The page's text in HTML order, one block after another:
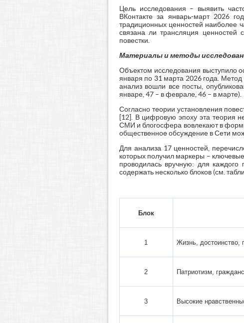
Цель исследования – выявить
ВКонтакте за январь-март 2026
традиционных ценностей наиболее
связана ли трансляция
повестки.
Материалы и методы
Объектом исследования выступило
января по 31 марта 2026 года.
анализ вошли все посты,
январе, 47 – в феврале, 46 – в марте).
Согласно теории установления
[12]. В цифровую эпоху эта теория
СМИ и блогосфера вовлекают в
общественное обсуждение в Сети
Для анализа 17 ценностей,
которых получил маркеры –
проводилась вручную: для каждого
содержать несколько блоков (см.
Блок
1 Жизнь, достоинство,
2 Патриотизм,
3 Высокие